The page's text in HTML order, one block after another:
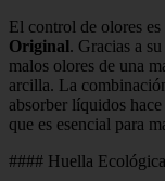
El control de olores
Original. Gracias a
malos olores de una
arcilla. La
absorber líquidos
que es esencial para
#### Huella Ecológica